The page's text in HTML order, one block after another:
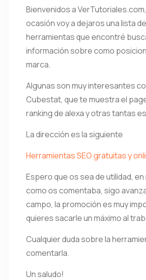
Bienvenidos a
ocasión voy a dejaros una lista de
herramientas que encontré
información sobre como
marca.
Algunas son muy interesantes
Cubestat, que te muestra el
ranking de alexa y otras tantas
La dirección es la siguiente
Herramientas SEO gratuitas y
Espero que os sea de utilidad, en
como os comentaba, sigo
campo, la promoción es muy
quieres sacarle un máximo al
Cualquier duda sobre la
comentarla.
Un saludo!